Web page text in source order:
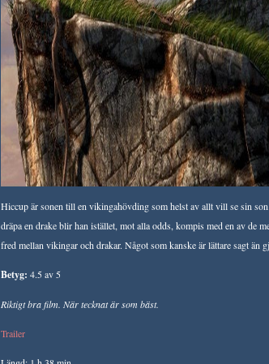
Hiccup är sonen till en vikingahövding som helst av allt vill se sin
dräpa en drake blir han istället, mot alla odds, kompis med en av de
fred mellan vikingar och drakar. Något som kanske är lättare sagt än
Betyg: 4.5 av 5
Riktigt bra film. När tecknat är som bäst.
Trailer